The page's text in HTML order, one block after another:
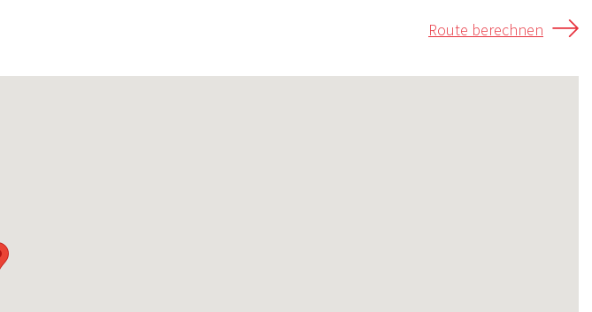
Route berechnen